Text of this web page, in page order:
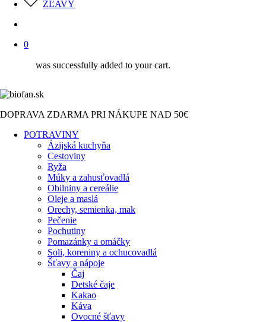
ZĽAVY
0
was successfully added to your cart.
DOPRAVA ZDARMA PRI NÁKUPE NAD 50€
POTRAVINY
Ázijská kuchyňa
Cestoviny
Ryža
Múky a zahusťovadlá
Obilniny a cereálie
Oleje a maslá
Orechy, semienka, mak
Pečenie
Pochutiny
Pomazánky a omáčky
Soli, koreniny a ochucovadlá
Šťavy a nápoje
Čaj
Detské čaje
Kakao
Káva
Ovocné šťavy